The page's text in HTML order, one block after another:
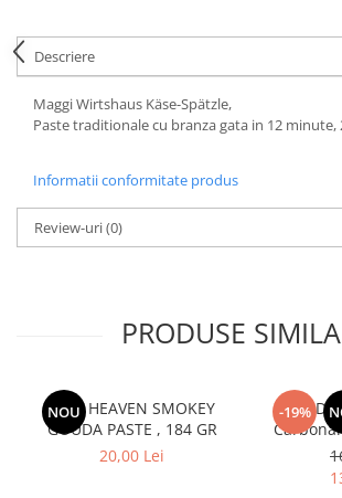
Descriere
Maggi Wirtshaus Käse-Spätzle,
Paste traditionale cu branza gata in 12 minute,
Informatii conformitate produs
Review-uri(0)
PRODUSE
NOU
MAC HEAVEN SMOKEY
GOUDA PASTE , 184 GR
20,00 Lei
-19%